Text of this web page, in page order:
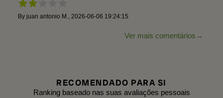
By juan antonio M. 2026-06-06 19:24:15
Ver mais comentários
RECOMENDADO PARA SI
Ranking baseado nas suas avaliações pessoais